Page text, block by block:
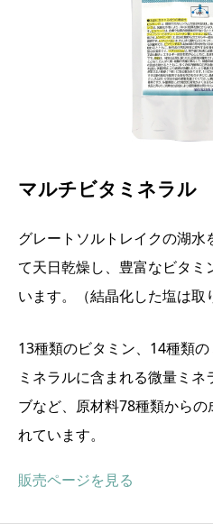
マルチビタミネラル
グレートソルトレイクの湖水
て天日乾燥し、豊富なビタミ
います。（結晶化した塩は取
13種類のビタミン、14種類
ミネラルに含まれる微量ミ
ブなど、原材料78種類から
れています。
販売ページを見る